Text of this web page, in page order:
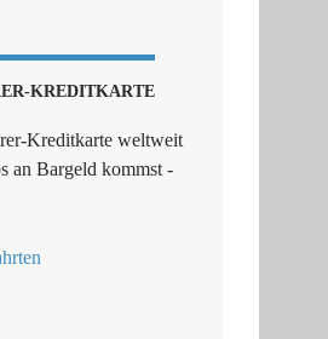
KREDITKARTE
Kreditkarte weltweit
an Bargeld kommst -